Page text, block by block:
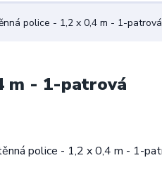
police - 1,2 x 0,4 m - 1-patrová
m - 1-patrová